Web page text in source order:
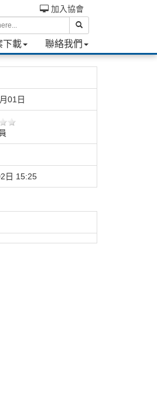
下載 聯絡我們
加入協會
01日
日 15:25